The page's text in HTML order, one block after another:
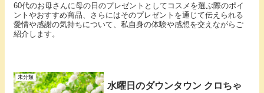
60代のお母さんに母の日のプレゼントとしてコスメを選ぶ際のポイ
ントやおすすめ商品、さらにはそのプレゼントを通じて伝えられる
愛情や感謝の気持ちについて、私自身の体験や感想を交えながらご
紹介します。
未分類
水曜日のダウンタウン クロちゃ